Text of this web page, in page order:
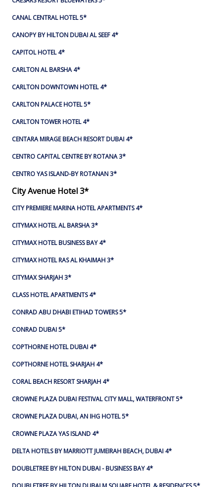
CANAL CENTRAL HOTEL 5*
CANOPY BY HILTON DUBAI AL SEEF 4*
CAPITOL HOTEL 4*
CARLTON AL BARSHA 4*
CARLTON DOWNTOWN HOTEL 4*
CARLTON PALACE HOTEL 5*
CARLTON TOWER HOTEL 4*
CENTARA MIRAGE BEACH RESORT DUBAI 4*
CENTRO CAPITAL CENTRE BY ROTANA 3*
CENTRO YAS ISLAND-BY ROTANAN 3*
City Avenue Hotel 3*
CITY PREMIERE MARINA HOTEL APARTMENTS 4*
CITYMAX HOTEL AL BARSHA 3*
CITYMAX HOTEL BUSINESS BAY 4*
CITYMAX HOTEL RAS AL KHAIMAH 3*
CITYMAX SHARJAH 3*
CLASS HOTEL APARTMENTS 4*
CONRAD ABU DHABI ETIHAD TOWERS 5*
CONRAD DUBAI 5*
COPTHORNE HOTEL DUBAI 4*
COPTHORNE HOTEL SHARJAH 4*
CORAL BEACH RESORT SHARJAH 4*
CROWNE PLAZA DUBAI FESTIVAL CITY MALL, WATERFRONT 5*
CROWNE PLAZA DUBAI, AN IHG HOTEL 5*
CROWNE PLAZA YAS ISLAND 4*
DELTA HOTELS BY MARRIOTT JUMEIRAH BEACH, DUBAI 4*
DOUBLETREE BY HILTON DUBAI - BUSINESS BAY 4*